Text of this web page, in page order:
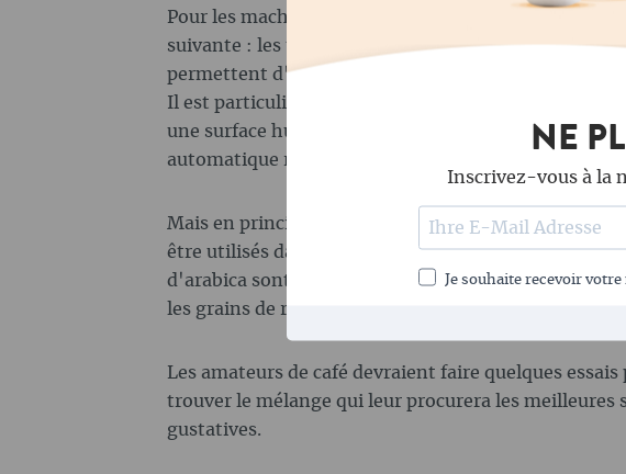
NE
Inscrivez-vous à la
Je souhaite recevoir
Pour les machines à café automatiques, la règle
suivante : les torréfactions plutôt moyennes à
permettent d'obtenir la meilleure expérience de
Il est particulièrement important que les grains
une surface huileuse, sinon le moulin de la machine
automatique risque de se boucher.
Mais en principe, les grains d'Arabica et de Robusta
être utilisés dans les machines à café automatiques.
d'arabica sont un peu plus doux et ont un goût plus
les grains de robusta, plus forts et plus corsés.
Les amateurs de café devraient faire quelques essais
trouver le mélange qui leur procurera les meilleures
gustatives.